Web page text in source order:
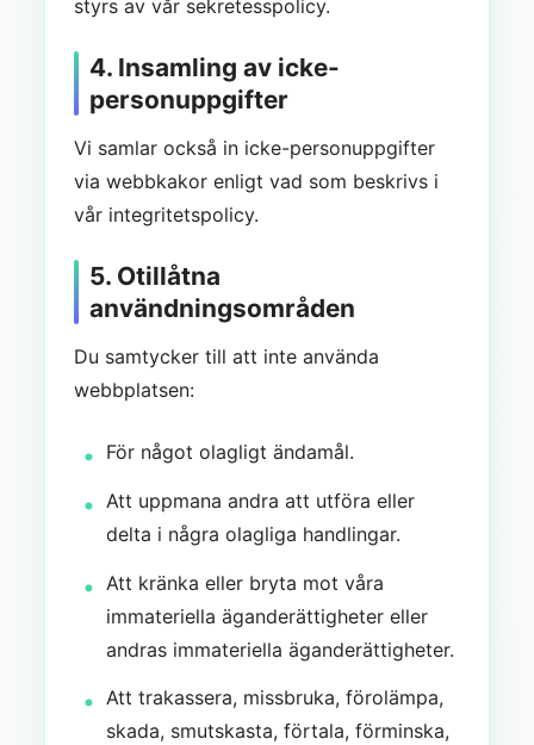
styrs av vår sekretesspolicy.
4. Insamling av icke-
personuppgifter
Vi samlar också in icke-personuppgifter
via webbkakor enligt vad som beskrivs i
vår integritetspolicy.
5. Otillåtna
användningsområden
Du samtycker till att inte använda
webbplatsen:
För något olagligt ändamål.
Att uppmana andra att utföra eller
delta i några olagliga handlingar.
Att kränka eller bryta mot våra
immateriella äganderättigheter eller
andras immateriella äganderättigheter.
Att trakassera, missbruka, förolämpa,
skada, smutskasta, förtala, förminska,